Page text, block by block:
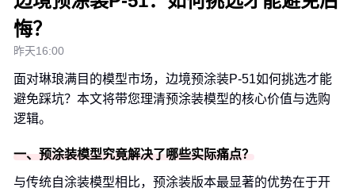
悔？
昨天16:00
面对琳琅满目的模型市场，边境预涂装P-51如何挑选才能
避免踩坑？本文将带您理清预涂装模型的核心价值与选购
逻辑。
一、预涂装模型究竟解决了哪些实际痛点？
与传统自涂装模型相比，预涂装版本最显著的优势在于开